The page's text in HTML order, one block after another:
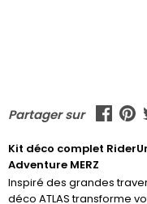
Partager sur
Kit déco complet
Adventure MERZ
Inspiré des grandes
déco ATLAS transforme